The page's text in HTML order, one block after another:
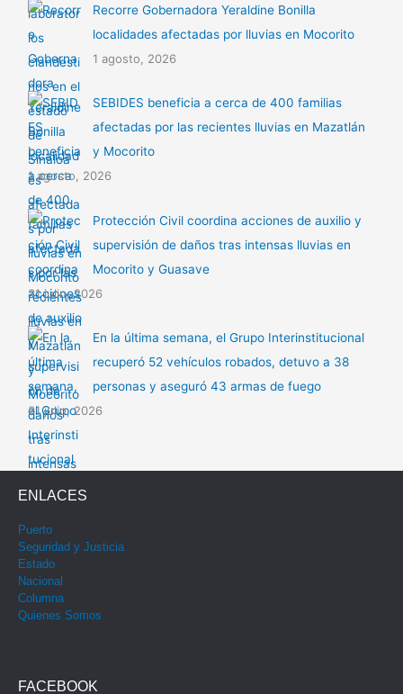
Recorre Gobernadora Yeraldine Bonilla
localidades afectadas por lluvias en Mocorito
1 agosto, 2026
SEBIDES beneficia a cerca de 400 familias
afectadas por las recientes lluvias en Mazatlán
y Mocorito
1 agosto, 2026
Protección Civil coordina acciones de auxilio y
supervisión de daños tras intensas lluvias en
Mocorito y Guasave
31 julio, 2026
En la última semana, el Grupo Interinstitucional
recuperó 52 vehículos robados, detuvo a 38
personas y aseguró 43 armas de fuego
31 julio, 2026
ENLACES
Puerto
Seguridad y Justicia
Estado
Nacional
Columna
Quienes Somos
FACEBOOK